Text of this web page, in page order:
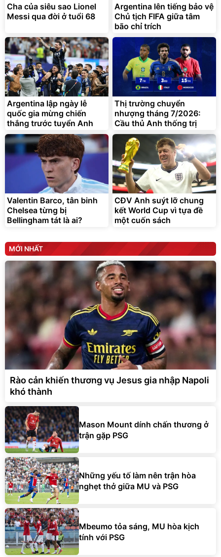
Bạt phủ xe ô tô cao cấp,
tráng nhôm 03 lớp
392.000đ
325.000đ
Đã bán nhiều
Xe đạp điện trợ lực G-
Force C14 gấp gọn bỏ cốp
tiện lợi
9.900.000đ
7.092.000 đ
Đang xem nhiều
G-FORCE VIETNA
Cha của siêu sao Lionel
Messi qua đời ở tuổi 68
Argentina lên tiếng bảo vệ
Chủ tịch FIFA giữa tâm
bão chỉ trích
Argentina lập ngày lễ
quốc gia mừng chiến
thắng trước tuyển Anh
Thị trường chuyển
nhượng tháng 7/2026:
Cầu thủ Anh thống trị
Valentin Barco, tân binh
Chelsea từng bị
Bellingham tát là ai?
CĐV Anh suýt lỡ chung
kết World Cup vì tựa đề
một cuốn sách
MỚI NHẤT
Rào cản khiến thương vụ Jesus gia nhập Napoli
khó thành
Mason Mount dính chấn thương ở
trận gặp PSG
Những yếu tố làm nên trận hòa
nghẹt thở giữa MU và PSG
Mbeumo tỏa sáng, MU hòa kịch
tính với PSG